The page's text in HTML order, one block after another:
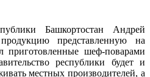
Башкортостан Андрей
представленную на
приготовленные шеф-поварами
республики будет и
местных производителей, а